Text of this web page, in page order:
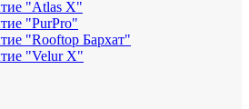
"Atlas X"
"PurPro"
"Rooftop Бархат"
"Velur X"